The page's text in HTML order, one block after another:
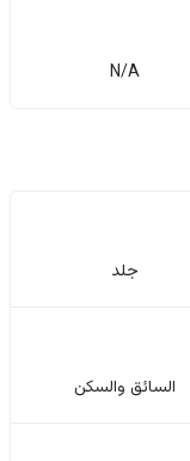
N/A
جلد
السائق والسکن